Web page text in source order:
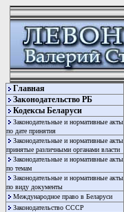
Главная
Законодательство РБ
Кодексы Беларуси
Законодательные и нормативные акты
по дате принятия
Законодательные и нормативные акты
принятые различными органами власти
Законодательные и нормативные акты
по темам
Законодательные и нормативные акты
по виду документы
Международное право в Беларуси
Законодательство СССР